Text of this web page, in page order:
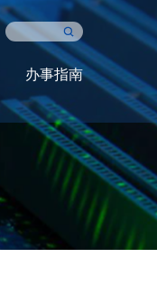
办事指南